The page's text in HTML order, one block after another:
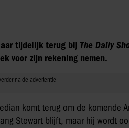
tijdelijk terug bij The Daily
voor zijn rekening nemen.
komt terug om de komende
Stewart blijft, maar hij wordt